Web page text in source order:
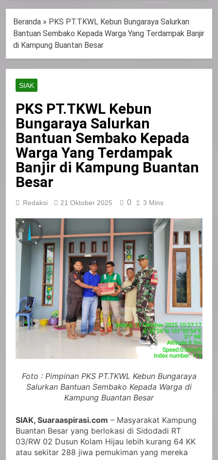
Beranda » PKS PT.TKWL Kebun Bungaraya Salurkan
Bantuan Sembako Kepada Warga Yang Terdampak Banjir
di Kampung Buantan Besar
SIAK
PKS PT.TKWL Kebun
Bungaraya Salurkan
Bantuan Sembako Kepada
Warga Yang Terdampak
Banjir di Kampung Buantan
Besar
Redaksi 21 Oktober 2025 0 3 Mins
Foto : Pimpinan PKS PT.TKWL Kebun Bungaraya
Salurkan Bantuan Sembako Kepada Warga di
Kampung Buantan Besar
SIAK, Suaraaspirasi.com – Masyarakat Kampung
Buantan Besar yang berlokasi di Sidodadi RT
03/RW 02 Dusun Kolam Hijau lebih kurang 64 KK
atau sekitar 288 jiwa pemukiman yang mereka